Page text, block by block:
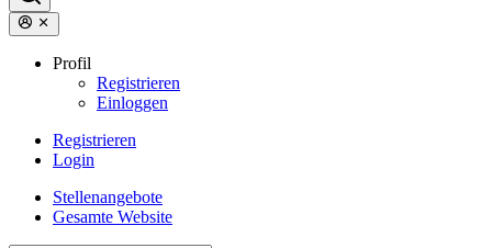
Profil
Registrieren
Einloggen
Registrieren
Login
Stellenangebote
Gesamte Website